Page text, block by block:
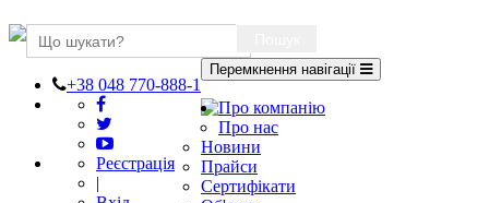
+38 048 770-888-1
Реєстрація
|
Перемкнення навігації
Про компанію
Про нас
Новини
Прайси
Сертифікати